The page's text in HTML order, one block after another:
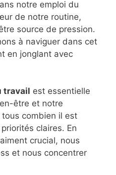
notre emploi du
de notre routine,
source de pression.
à naviguer dans cet
en jonglant avec
travail est essentielle
être et notre
combien il est
claires. En
crucial, nous
et nous concentrer